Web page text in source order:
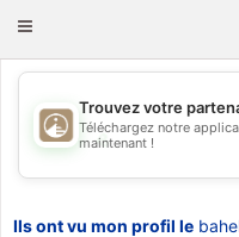
Toggle
💖
Trouvez votre
Téléchargez notre
maintenant !
Ils ont vu mon profil le